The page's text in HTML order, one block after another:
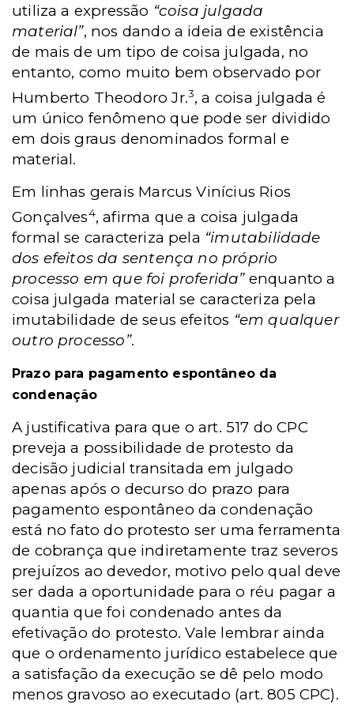
utiliza a expressão “coisa julgada
material”, nos dando a ideia de existência
de mais de um tipo de coisa julgada, no
entanto, como muito bem observado por
Humberto Theodoro Jr.3, a coisa julgada é
um único fenômeno que pode ser dividido
em dois graus denominados formal e
material.
Em linhas gerais Marcus Vinícius Rios
Gonçalves4, afirma que a coisa julgada
formal se caracteriza pela “imutabilidade
dos efeitos da sentença no próprio
processo em que foi proferida”enquanto a
coisa julgada material se caracteriza pela
imutabilidade de seus efeitos “em qualquer
outro processo”.
Prazo para pagamento espontâneo da
condenação
A justificativa para que o art. 517 do CPC
preveja a possibilidade de protesto da
decisão judicial transitada em julgado
apenas após o decurso do prazo para
pagamento espontâneo da condenação
está no fato do protesto ser uma ferramenta
de cobrança que indiretamente traz severos
prejuízos ao devedor, motivo pelo qual deve
ser dada a oportunidade para o réu pagar a
quantia que foi condenado antes da
efetivação do protesto. Vale lembrar ainda
que o ordenamento jurídico estabelece que
a satisfação da execução se dê pelo modo
menos gravoso ao executado (art. 805 CPC).